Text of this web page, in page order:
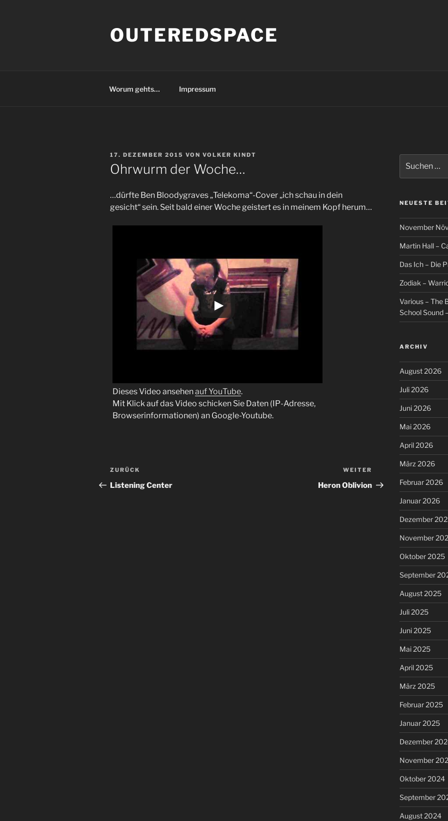
OUTEREDSPACE
Worum gehts… Impressum
VERÖFFENTLICHT
AM
17. DEZEMBER 2015 VON VOLKER KINDT
Ohrwurm der Woche…
…dürfte Ben Bloodygraves „Telekoma“-Cover „ich schau in dein
gesicht“ sein. Seit bald einer Woche geistert es in meinem Kopf herum…
Dieses Video ansehenauf YouTube.
Mit Klick auf das Video schicken Sie Daten (IP-Adresse,
Browserinformationen) an Google-Youtube.
Beitragsnavigation
Vorheriger
Beitrag
ZURÜCK
Listening Center
Nächster
Beitrag
WEITER
Heron Oblivion
nach:
NEUESTE
November
Martin Hall –
Das Ich – Die
Zodiak –
Various – The
School Sound
ARCHIV
August 2026
Juli 2026
Juni 2026
Mai 2026
April 2026
März 2026
Februar 2026
Januar 2026
Dezember
November
Oktober 2025
September
August 2025
Juli 2025
Juni 2025
Mai 2025
April 2025
März 2025
Februar 2025
Januar 2025
Dezember
November
Oktober 2024
September
August 2024